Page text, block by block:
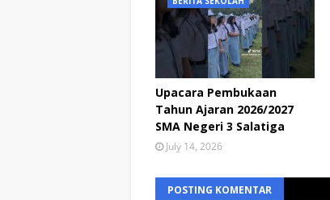
Upacara Pembukaan
Tahun Ajaran 2026/2027
SMA Negeri 3 Salatiga
July 14, 2026
POSTING KOMENTAR